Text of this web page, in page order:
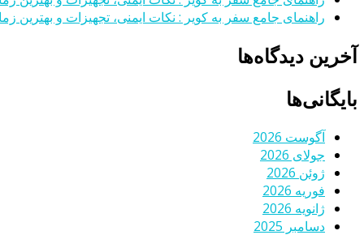
راهنمای جامع سفر به کویر : نکات ایمنی، تجهیزات و بهترین
آخرین دیدگاه‌ها
بایگانی‌ها
آگوست 2026
جولای 2026
ژوئن 2026
فوریه 2026
ژانویه 2026
دسامبر 2025